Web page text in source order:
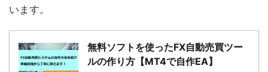
います。
無料ソフトを使ったFX自動売買ツー
ルの作り方【MT4で自作EA】